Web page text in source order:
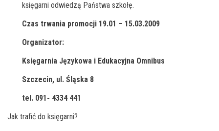
księgarni odwiedzą Państwa szkołę.
Czas trwania promocji 19.01 – 15.03.2009
Organizator:
Księgarnia Językowa i Edukacyjna Omnibus
Szczecin, ul. Śląska 8
tel. 091- 4334 441
Jak trafić do księgarni?